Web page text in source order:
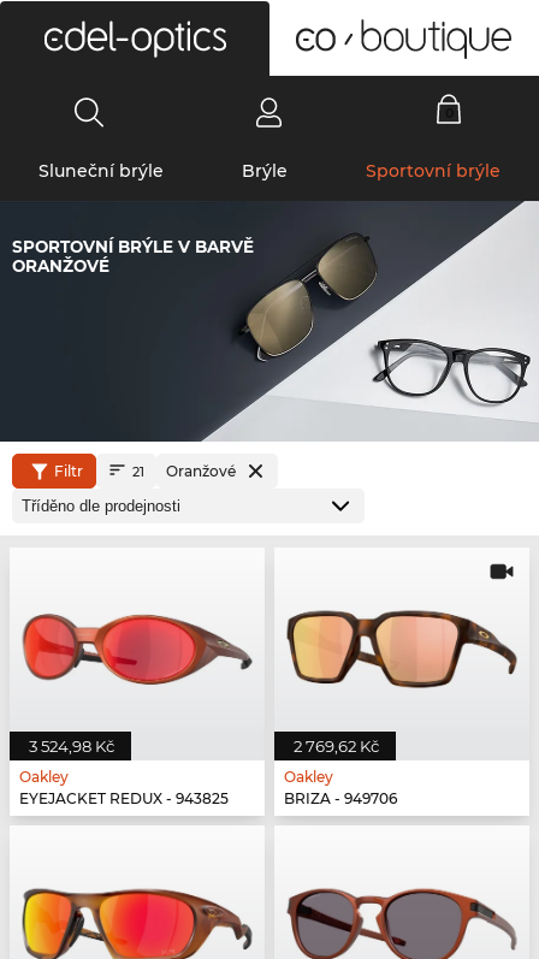
Sluneční brýle Brýle Sportovní brýle
SPORTOVNÍ BRÝLE V BARVĚ
ORANŽOVÉ
Filtr 21 Oranžové
3 524,98 Kč
Oakley
EYEJACKET REDUX - 943825
2 769,62 Kč
Oakley
BRIZA - 949706